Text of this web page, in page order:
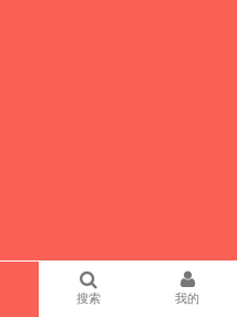
搜索 我的